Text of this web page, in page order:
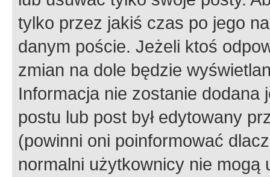
tylko przez jakiś czas po jego
danym poście. Jeżeli ktoś
zmian na dole będzie
Informacja nie zostanie dodana
postu lub post był edytowany
(powinni oni poinformować
normalni użytkownicy nie